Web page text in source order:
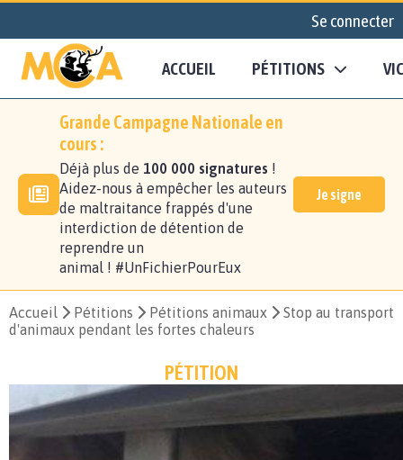
Se connecter
ACCUEIL PÉTITIONS
Grande Campagne Nationale en
cours :
Déjà plus de 100 000 signatures !
Aidez-nous à empêcher les auteurs
de maltraitance frappés d'une
interdiction de détention de
reprendre un
animal ! #UnFichierPourEux
Je signe
Accueil Pétitions Pétitions animaux
Stop au transport
d'animaux pendant les fortes chaleurs
PÉTITION